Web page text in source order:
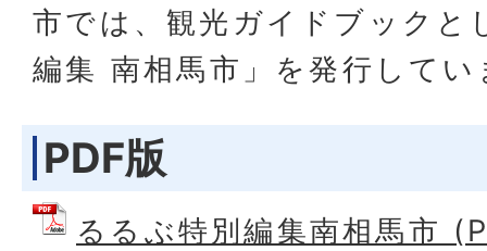
市では、観光ガイドブックと
編集 南相馬市」を発行してい
PDF版
るるぶ特別編集南相馬市